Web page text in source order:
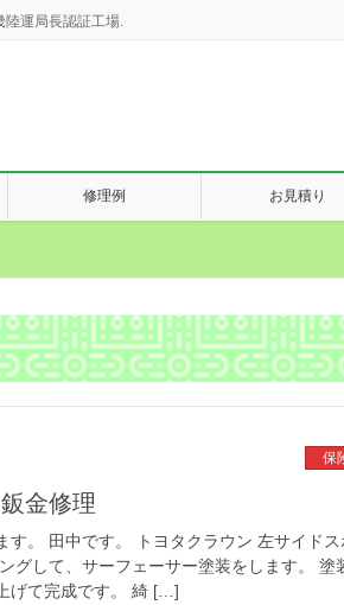
陸運局長認証工場.
修理例 お見積り
保
金修理
す。 田中です。 トヨタクラウン 左サイドス
グして、サーフェーサー塗装をします。 塗
げて完成です。 綺 […]